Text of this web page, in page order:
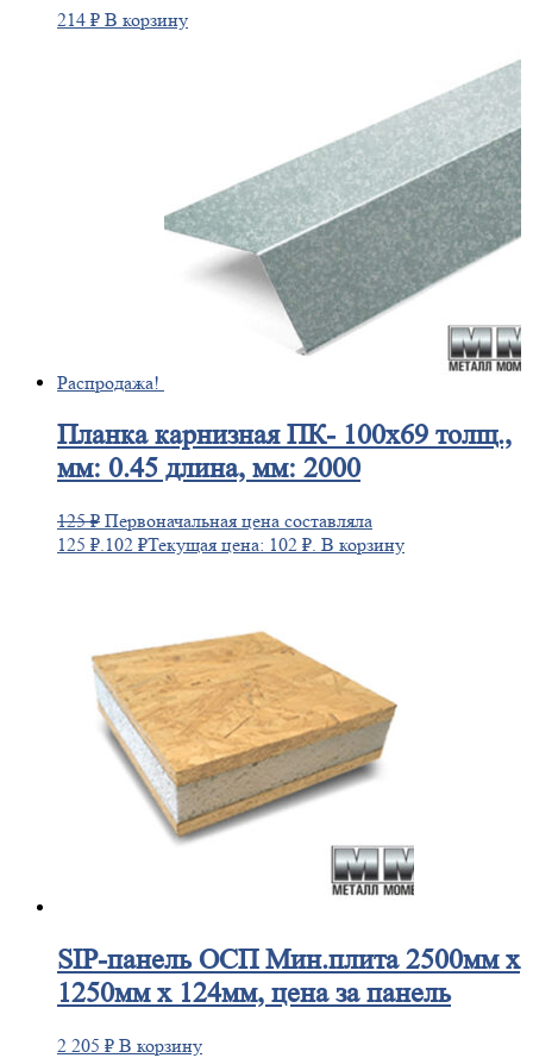
214 ₽ В корзину
Распродажа!
Планкакарнизная ПК- 100х69 толщ.,
мм: 0.45 длина, мм: 2000
125₽ Первоначальная цена составляла
125 ₽.102 ₽Текущая цена: 102 ₽. В корзину
SIP-панельОСП Мин.плита 2500мм х
1250мм х 124мм, цена за панель
2 205 ₽ В корзину